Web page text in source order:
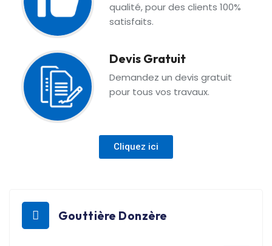
qualité, pour des clients 100%
satisfaits.
Devis Gratuit
Demandez un devis gratuit
pour tous vos travaux.
Cliquez ici
Gouttière Donzère